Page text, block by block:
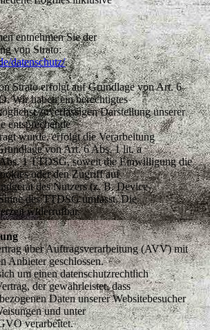
entnehmen Sie der
von Strato:
datenschutz/.
Strato erfolgt auf Grundlage von Art. 6
Wir haben ein berechtigtes
zuverlässigen Darstellung unserer
entsprechende
wurde, erfolgt die Verarbeitung
von Art. 6 Abs. 1 lit. a
1 TTDSG, soweit die Einwilligung die
oder den Zugriff auf
des Nutzers (z. B. Device-
des TTDSG umfasst. Die
widerrufbar.
über Auftragsverarbeitung (AVV) mit
Anbieter geschlossen.
um einen datenschutzrechtlich
der gewährleistet, dass
Daten unserer Websitebesucher
und unter
verarbeitet.